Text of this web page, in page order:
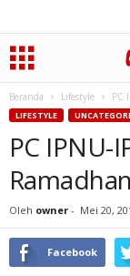
Beranda Lifestyle PC
LIFESTYLE
PC IPNU-
Ramadhan
Oleh owner - Mei 20,
Facebook